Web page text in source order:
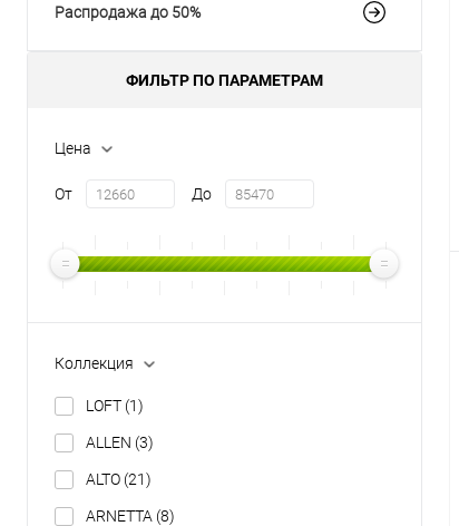
Распродажа до 50%
ФИЛЬТР ПО ПАРАМЕТРАМ
Цена
От До
Коллекция
LOFT (1)
ALLEN (3)
ALTO (21)
ARNETTA (8)